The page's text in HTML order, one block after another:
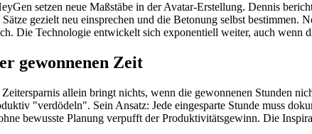
setzen neue Maßstäbe in der Avatar-Erstellung. Dennis
gezielt neu einsprechen und die Betonung selbst
Die Technologie entwickelt sich exponentiell weiter, auch wenn
gewonnenen Zeit
allein bringt nichts, wenn die gewonnenen Stunden
"verdödeln". Sein Ansatz: Jede eingesparte Stunde muss
bewusste Planung verpufft der Produktivitätsgewinn. Die